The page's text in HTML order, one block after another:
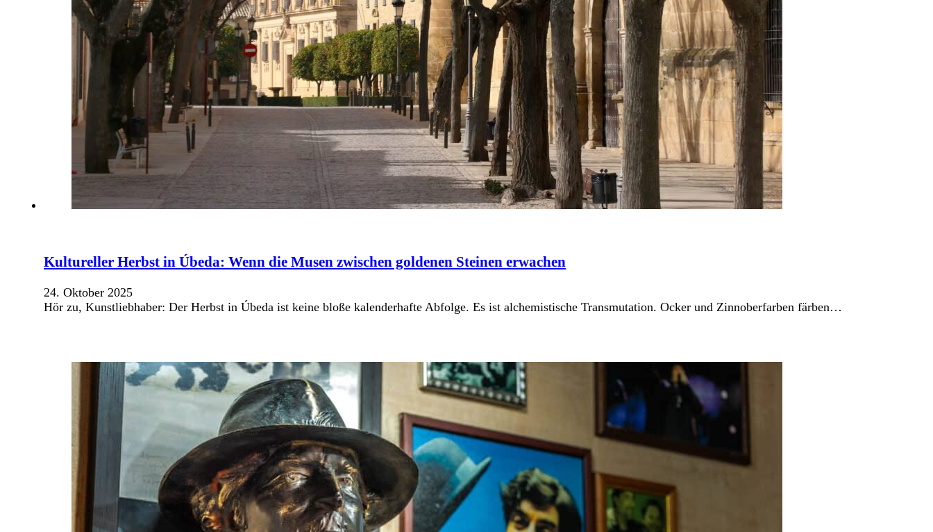
Kultureller Herbst in Úbeda: Wenn die Musen zwischen goldenen Steinen erwachen
24. Oktober 2025
Hör zu, Kunstliebhaber: Der Herbst in Úbeda ist keine bloße kalenderhafte Abfolge. Es ist alchemistische Transmutation. Ocker und Zinnoberfarben färben…